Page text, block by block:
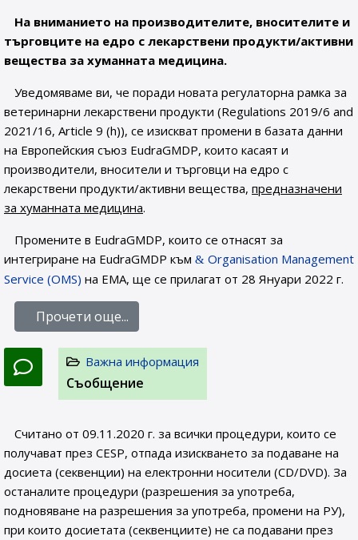
На вниманието на производителите, вносителите и
търговците на едро с лекарствени продукти/активни
вещества за хуманната медицина.
Уведомяваме ви, че поради новата регулаторна рамка за
ветеринарни лекарствени продукти (Regulations 2019/6 and
2021/16, Article 9 (h)), се изискват промени в базата данни
на Европейския съюз EudraGMDP, които касаят и
производители, вносители и търговци на едро с
лекарствени продукти/активни вещества, предназначени
за хуманната медицина.
Промените в EudraGMDP, които се отнасят за
интегриране на EudraGMDP към
Organisation Management
Service (OMS) на EMA, ще се прилагат от 28 Януари 2022 г.
Прочети още...
Важна информация
Съобщение
Считано от 09.11.2020 г. за всички процедури, които се
получават през CESP, отпада изискването за подаване на
досиета (секвенции) на електронни носители (CD/DVD). За
останалите процедури (разрешения за употреба,
подновяване на разрешения за употреба, промени на РУ),
при които досиетата (секвенциите) не са подавани през